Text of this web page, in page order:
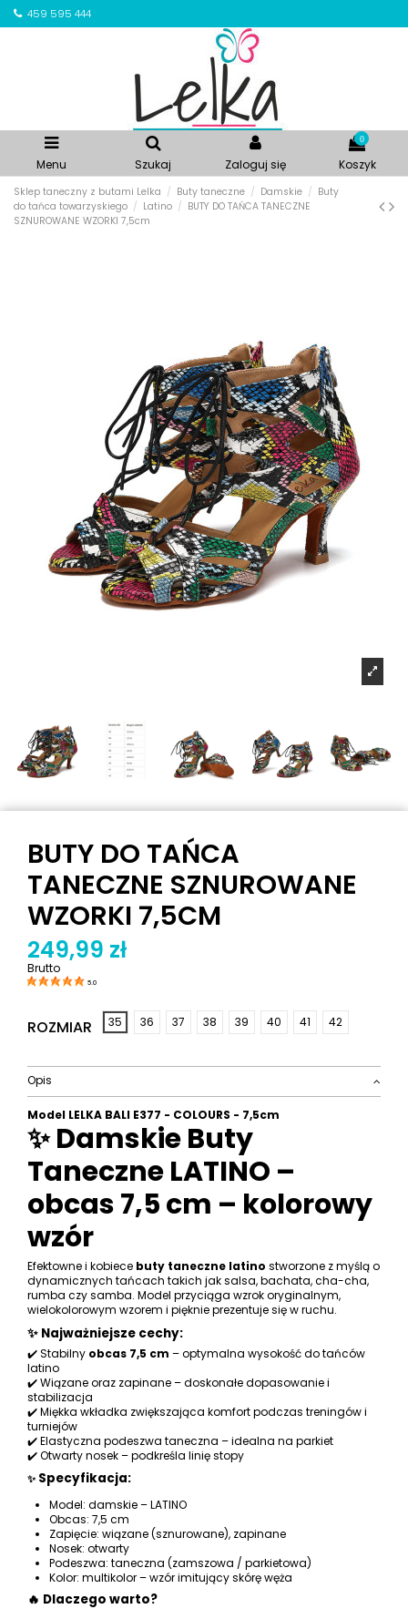
459 595 444
Menu Szukaj Zaloguj się
0
Koszyk
Sklep taneczny z butami Lelka Buty taneczne Damskie
Buty
do tańca towarzyskiego
Latino
BUTY DO TAŃCA TANECZNE
SZNUROWANE WZORKI 7,5cm
BUTY DO TAŃCA
TANECZNE SZNUROWANE
WZORKI 7,5CM
249,99 zł
Brutto
5.0
ROZMIAR 35 36 37 38 39 40 41 42
Opis
Model LELKA BALI E377 - COLOURS - 7,5cm
✨ Damskie Buty
Taneczne LATINO –
obcas 7,5 cm – kolorowy
wzór
Efektowne i kobiece buty taneczne latino stworzone z myślą o
dynamicznych tańcach takich jak salsa, bachata, cha-cha,
rumba czy samba. Model przyciąga wzrok oryginalnym,
wielokolorowym wzorem i pięknie prezentuje się w ruchu.
✨ Najważniejsze cechy:
✔️ Stabilny obcas 7,5 cm – optymalna wysokość do tańców
latino
✔️ Wiązane oraz zapinane – doskonałe dopasowanie i
stabilizacja
✔️ Miękka wkładka zwiększająca komfort podczas treningów i
turniejów
✔️ Elastyczna podeszwa taneczna – idealna na parkiet
✔️ Otwarty nosek – podkreśla linię stopy
✨ Specyfikacja:
Model: damskie – LATINO
Obcas: 7,5 cm
Zapięcie: wiązane (sznurowane), zapinane
Nosek: otwarty
Podeszwa: taneczna (zamszowa / parkietowa)
Kolor: multikolor – wzór imitujący skórę węża
🔥 Dlaczego warto?